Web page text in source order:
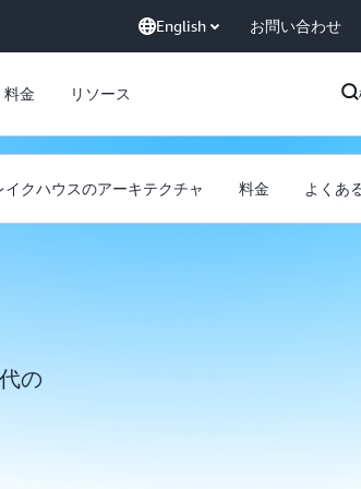
English お問い合わせ
料金 リソース
イクハウスのアーキテクチャ 料金 よくあ
の